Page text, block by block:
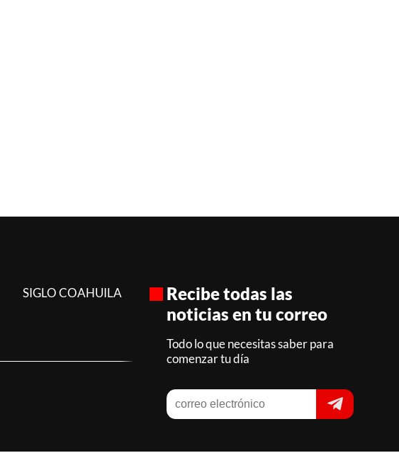
SIGLO COAHUILA
Recibe todas las
noticias en tu correo
Todo lo que necesitas saber para
comenzar tu día